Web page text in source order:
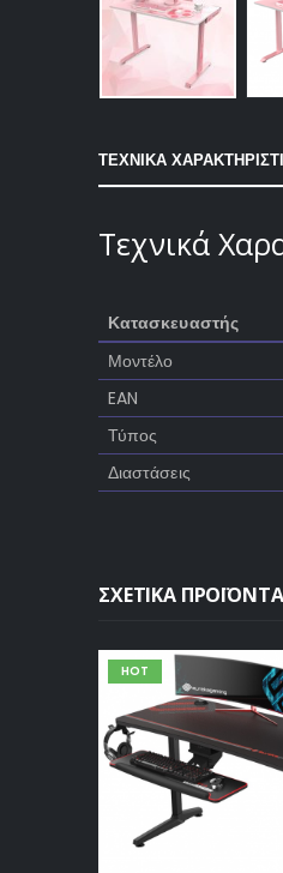
ΤΕΧΝΙΚΑ
Τεχνικά
Κατασκευαστής
Μοντέλο
EAN
Τύπος
Διαστάσεις
ΣΧΕΤΙΚΆ ΠΡΟΪΌΝΤΑ
HOT